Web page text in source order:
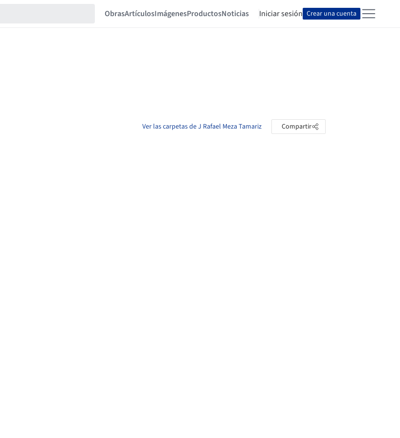
ObrasArtículosImágenesProductosNoticias Iniciar sesión Crear una cuenta
Ver las carpetas de J Rafael Meza Tamariz Compartir